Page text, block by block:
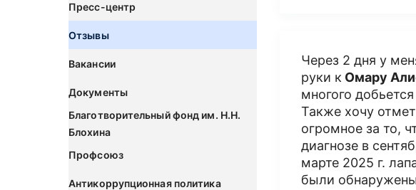
Пресс-центр
Отзывы
Вакансии
Документы
Благотворительный фонд им. Н.Н.
Блохина
Профсоюз
Антикоррупционная политика
Через 2 дня у
руки к Омару
многого
Также хочу
огромное за то,
диагнозе в
марте 2025 г.
были